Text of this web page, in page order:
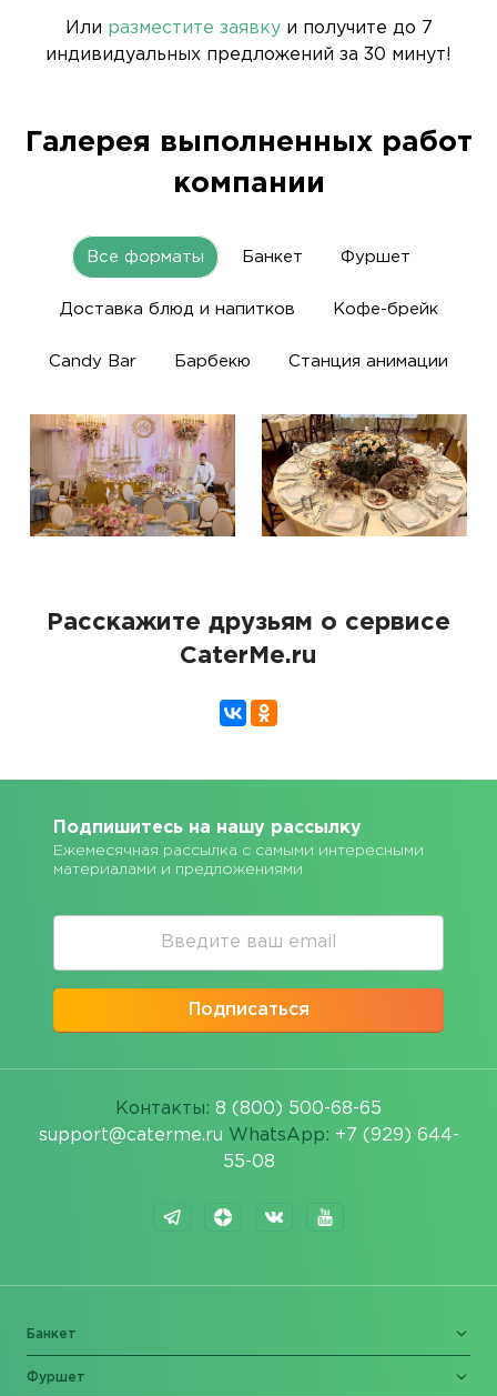
Или разместите заявкуи получите до 7
индивидуальных предложений за 30 минут!
Галерея выполненных работ
компании
Все форматы Банкет Фуршет
Доставка блюд и напитков Кофе-брейк
Candy Bar Барбекю Станция анимации
Расскажите друзьям о сервисе
CaterMe.ru
Подпишитесь на нашу рассылку
Ежемесячная рассылка с самыми интересными
материалами и предложениями
Подписаться
Контакты: 8 (800) 500-68-65
support@caterme.ru WhatsApp: +7 (929) 644-
55-08
Банкет
Фуршет